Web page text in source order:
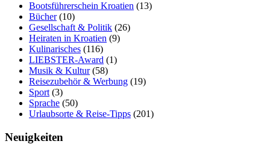
Bootsführerschein Kroatien (13)
Bücher(10)
Gesellschaft & Politik (26)
Heiraten in Kroatien (9)
Kulinarisches (116)
LIEBSTER-Award (1)
Musik & Kultur(58)
Reisezubehör & Werbung (19)
Sport (3)
Sprache (50)
Urlaubsorte & Reise-Tipps (201)
Neuigkeiten